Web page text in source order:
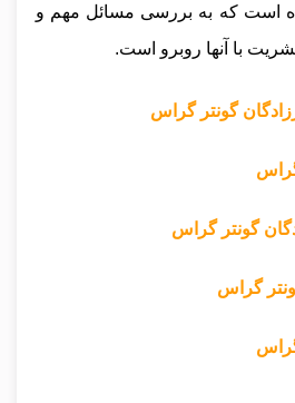
است که به بررسی مسائل مهم و
با آنها روبرو است.
گونتر گراس
گراس